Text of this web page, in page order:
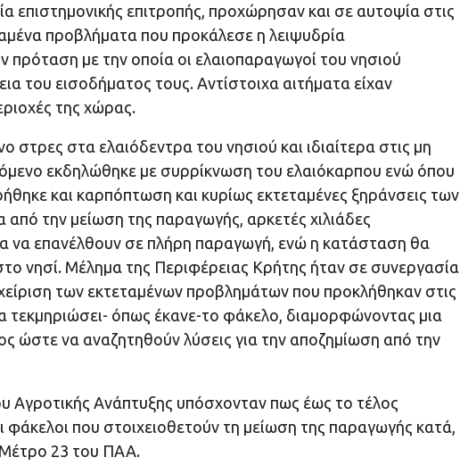
επιστημονικής επιτροπής, προχώρησαν και σε αυτοψία στις
προβλήματα που προκάλεσε η λειψυδρία
πρόταση με την οποία οι ελαιοπαραγωγοί του νησιού
του εισοδήματος τους. Αντίστοιχα αιτήματα είχαν
της χώρας.
στρες στα ελαιόδεντρα του νησιού και ιδιαίτερα στις μη
εκδηλώθηκε με συρρίκνωση του ελαιόκαρπου ενώ όπου
και καρπόπτωση και κυρίως εκτεταμένες ξηράνσεις των
την μείωση της παραγωγής, αρκετές χιλιάδες
να επανέλθουν σε πλήρη παραγωγή, ενώ η κατάσταση θα
νησί. Μέλημα της Περιφέρειας Κρήτης ήταν σε συνεργασία
των εκτεταμένων προβλημάτων που προκλήθηκαν στις
τεκμηριώσει- όπως έκανε-το φάκελο, διαμορφώνοντας μια
ώστε να αναζητηθούν λύσεις για την αποζημίωση από την
Αγροτικής Ανάπτυξης υπόσχονταν πως έως το τέλος
που στοιχειοθετούν τη μείωση της παραγωγής κατά,
Μέτρο 23 του ΠΑΑ.